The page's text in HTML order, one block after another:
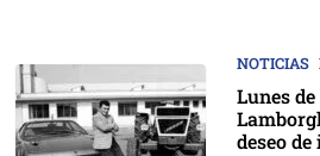
NOTICIAS
Lunes
deseo